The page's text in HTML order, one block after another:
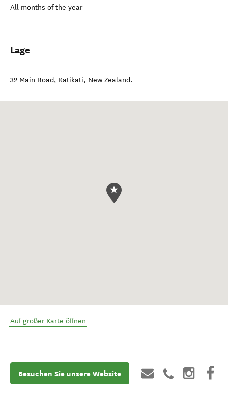
All months of the year
Lage
32 Main Road, Katikati, New Zealand.
Auf großer Karte öffnen
Besuchen Sie unsere Website